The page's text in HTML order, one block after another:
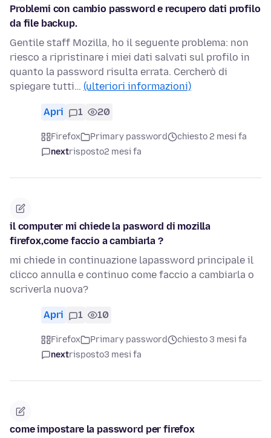
Problemi con cambio password e recupero dati profilo
da file backup.
Gentile staff Mozilla, ho il seguente problema: non
riesco a ripristinare i miei dati salvati sul profilo in
quanto la password risulta errata. Cercherò di
spiegare tutti… (ulteriori informazioni)
Apri 1 20
Firefox Primary password
chiesto 2 mesi fa
nextrisposto2 mesi fa
il computer mi chiede la pasword di mozilla
firefox,come faccio a cambiarla ?
mi chiede in continuazione lapassword principale il
clicco annulla e continuo come faccio a cambiarla o
scriverla nuova?
Apri 1 10
Firefox Primary password
chiesto 3 mesi fa
nextrisposto3 mesi fa
come impostare la password per firefox